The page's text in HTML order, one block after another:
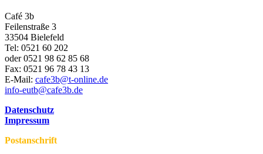
Café 3b
Feilenstraße 3
33504 Bielefeld
Tel: 0521 60 202
oder 0521 98 62 85 68
Fax: 0521 96 78 43 13
E-Mail: cafe3b@t-online.de
info-eutb@cafe3b.de
Datenschutz
Impressum
Postanschrift